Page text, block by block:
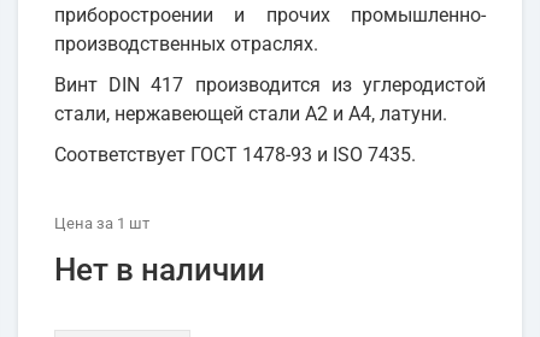
приборостроении и прочих промышленно-
производственных отраслях.
Винт DIN 417 производится из углеродистой
стали, нержавеющей стали А2 и А4, латуни.
Соответствует ГОСТ 1478-93 и ISO 7435.
Цена за 1 шт
Нет в наличии